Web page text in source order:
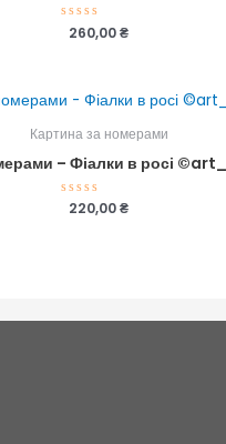
Оцінено
260,00₴
Картина за номерами
– Фіалки в росі
Оцінено
220,00₴